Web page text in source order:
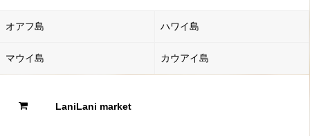
オアフ島 ハワイ島
マウイ島 カウアイ島
LaniLani market